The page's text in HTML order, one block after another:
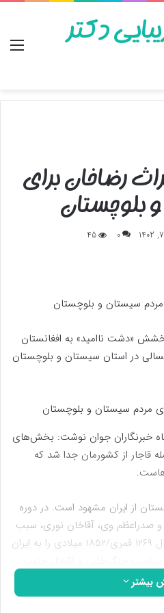
دکتر
رضاخان برای
بلوچستان
0
45
سیستان و بلوچستان
«دشت ناامید» به افغانستان
در استان سیستان و بلوچستان
خبرنگاران جوان نوشت: بخش‌های
قاجار از کشورمان جدا شد که
از ایران مشهود است. در دوره
و صدراعظم وی، آقاخان نوری، سبب
شد تا انگلیسی‌ها ابتدا قرار‌داد سال ۱۲۶۹ قمری/۱۸۵۲ میلادی را به ایران
را از ایران جدا کنند.بیشتر